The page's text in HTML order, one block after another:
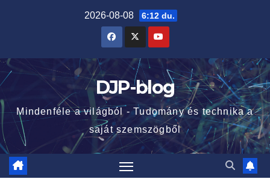
2026-08-08 6:12 du.
DJP-blog
Mindenféle a világból - Tudomány és technika a
saját szemszögből